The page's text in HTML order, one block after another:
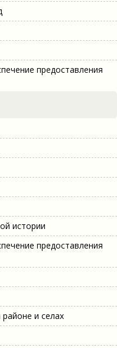
предоставления
истории
предоставления
и селах